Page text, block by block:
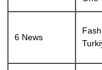
6 News